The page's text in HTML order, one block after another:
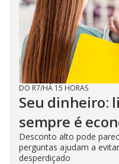
DO R7/HÁ 15 HORAS
Seu dinheiro:
sempre é
Desconto alto pode
perguntas ajudam a
desperdiçado